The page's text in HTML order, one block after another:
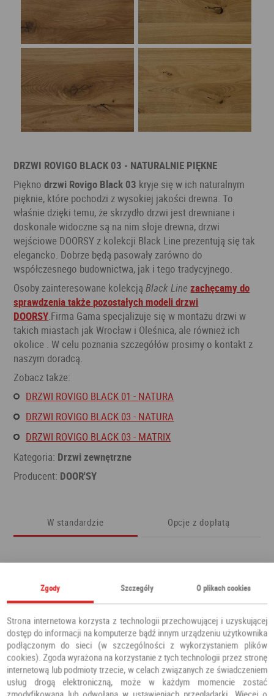
DRZWI ROVIGO BLACK 03 - NATURALNIE PIĘKNE
Pięknodrzwi Rovigo Black 03 kryje się w ich naturalnym
pięknie, które pochodzi z wysokiej jakości drewna. To
właśnie dzięki temu, że skrzydło drzwi jest drewniane i
doskonale widoczne są na nim słoje drewna, drzwi
wejściowe DOORSY z kolekcji Black Line prezentują się tak
elegancko. Dobrze będą pasowały zarówno do
współczesnego budownictwa, jak i tego tradycyjnego.
Osoby zainteresowane kolekcjąBlack Line zachęcamy do
sprawdzenia także pozostałych modeli drzwi
DOORSY.Firma Gama specjalizuje się w montażu drzwi w
takich miastach jak Wrocław i Oleśnica, ale również ich
okolice . W celu poznania szczegółów prosimy o kontakt z
naszym doradcą.
Zobacz także:
DRZWI ROVIGO BLACK 01 - NATURA
DRZWI ROVIGO BLACK 03 - NATURA
DRZWI ROVIGO BLACK 03 - MATRIX
Kategoria: Drzwi zewnętrzne
Producent: DOOR'SY
W standardzie Opcje z dopłatą
Zgody Szczegóły O plikach cookies
Strona internetowa korzysta z technologii przechowującej i uzyskującej
dostęp do informacji na komputerze bądź innym urządzeniu użytkownika
podłączonym do sieci (w szczególności z wykorzystaniem plików
cookies). Zgoda wyrażona na korzystanie z tych technologii przez stronę
internetową lub podmioty trzecie, w celach związanych ze świadczeniem
usług drogą elektroniczną, może w każdym momencie zostać